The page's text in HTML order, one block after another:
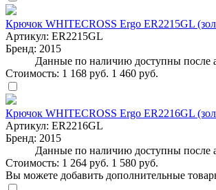
Крючок WHITECROSS Ergo ER2215GL
Артикул: ER2215GL
Бренд: 2015
Данные по наличию доступны после
Стоимость: 1 168 руб. 1 460 руб.
Крючок WHITECROSS Ergo ER2216GL
Артикул: ER2216GL
Бренд: 2015
Данные по наличию доступны после
Стоимость: 1 264 руб. 1 580 руб.
Вы можете добавить дополнительные